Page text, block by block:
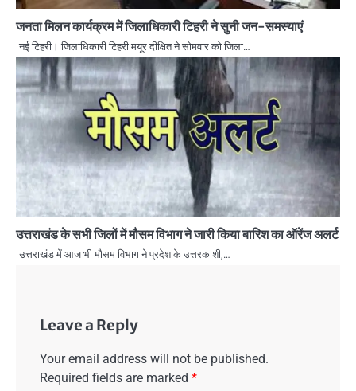
जनता मिलन कार्यक्रम में जिलाधिकारी टिहरी ने सुनी जन-समस्याएं
नई टिहरी। जिलाधिकारी टिहरी मयूर दीक्षित ने सोमवार को जिला…
उत्तराखंड के सभी जिलों में मौसम विभाग ने जारी किया बारिश का ऑरेंज अलर्ट
उत्तराखंड में आज भी मौसम विभाग ने प्रदेश के उत्तरकाशी,…
Leave a Reply
Your email address will not be published.
Required fields are marked *